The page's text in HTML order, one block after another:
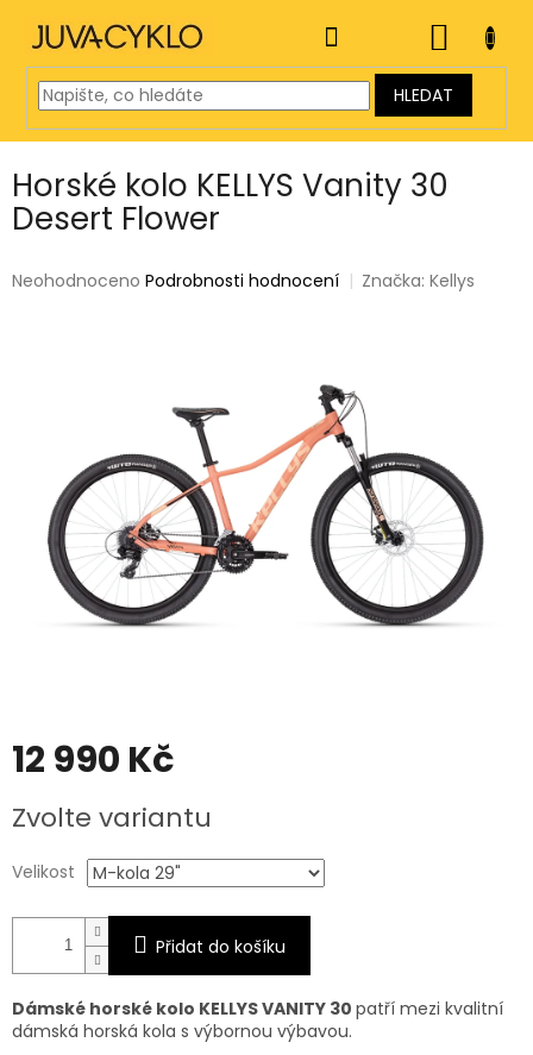
obsah
HLEDAT
KOŠÍK
Horské kolo KELLYS Vanity 30
Desert Flower
Průměrné
Neohodnoceno Podrobnosti hodnocení Značka:Kellys
12 990 Kč
cena:
Zvolte variantu
Velikost
Přidat do košíku
Dámské horské kolo KELLYS VANITY 30 patří mezi kvalitní
dámská horská kola s výbornou výbavou.